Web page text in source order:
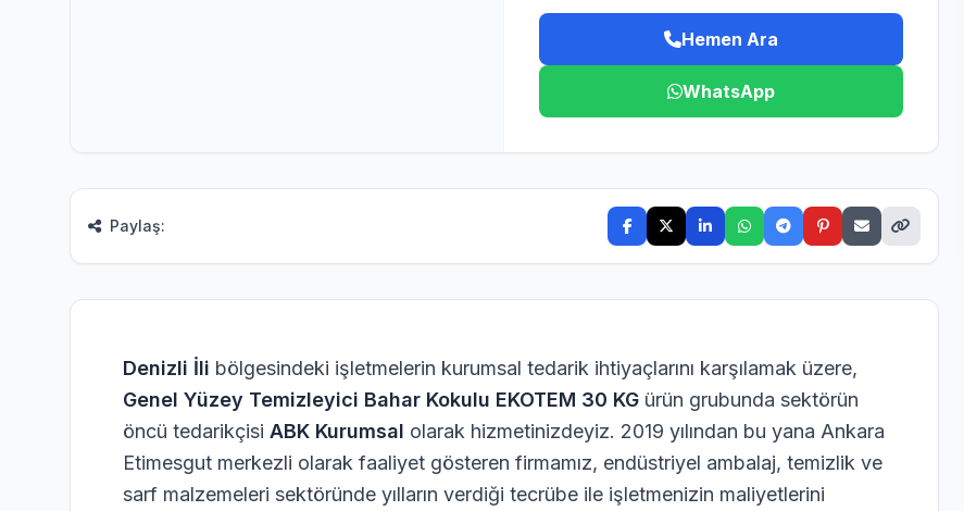
Hemen Ara
WhatsApp
Paylaş:
Denizli İli bölgesindeki işletmelerin kurumsal tedarik ihtiyaçlarını karşılamak üzere,
Genel Yüzey Temizleyici Bahar Kokulu EKOTEM 30 KG ürün grubunda sektörün
öncü tedarikçisi ABK Kurumsal olarak hizmetinizdeyiz. 2019 yılından bu yana Ankara
Etimesgut merkezli olarak faaliyet gösteren firmamız, endüstriyel ambalaj, temizlik ve
sarf malzemeleri sektöründe yılların verdiği tecrübe ile işletmenizin maliyetlerini